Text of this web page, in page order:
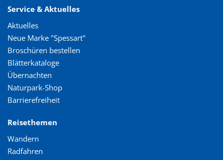
Service & Aktuelles
Aktuelles
Neue Marke "Spessart"
Broschüren bestellen
Blätterkataloge
Übernachten
Naturpark-Shop
Barrierefreiheit
Reisethemen
Wandern
Radfahren